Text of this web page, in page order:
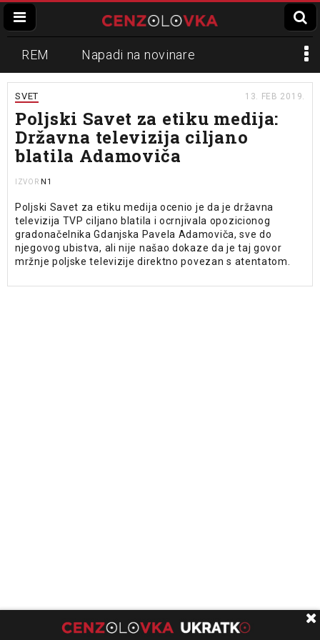
REM Napadi na novinare
Zvučni top
Propaganda Lokalni mediji
Informer Slavko Ćuruvija
SVET 13. FEB 2019.
Poljski Savet za etiku medija:
Državna televizija ciljano
blatila Adamoviča
IZVOR N1
Poljski Savet za etiku medija ocenio je da je državna
televizija TVP ciljano blatila i ocrnjivala opozicionog
gradonačelnika Gdanjska Pavela Adamoviča, sve do
njegovog ubistva, ali nije našao dokaze da je taj govor
mržnje poljske televizije direktno povezan s atentatom.